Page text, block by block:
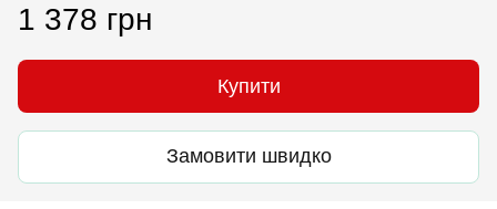
1 378 грн
Купити
Замовити швидко